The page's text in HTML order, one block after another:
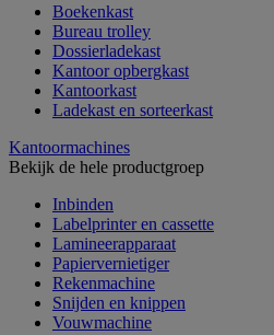
Boekenkast
Bureau trolley
Dossierladekast
Kantoor opbergkast
Kantoorkast
Ladekast en sorteerkast
Kantoormachines
Bekijk de hele productgroep
Inbinden
Labelprinter en cassette
Lamineerapparaat
Papiervernietiger
Rekenmachine
Snijden en knippen
Vouwmachine